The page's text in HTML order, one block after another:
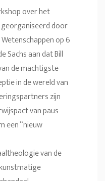
over het
door
op 6
Sachs aan dat Bill
de machtigste
in de wereld van
zijn
van paus
een “nieuw
van de